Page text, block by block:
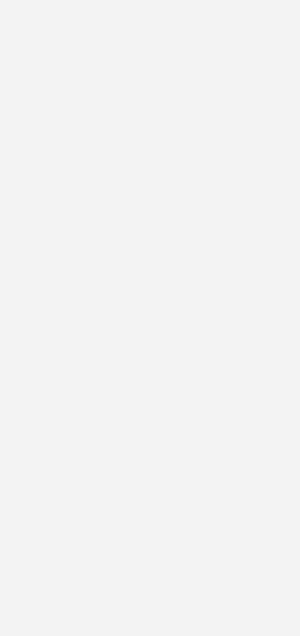
Schornsteinfeger die Pflicht zur
die bereits mehr als 15 Jahre ihren
Aufkleber dürfte beim
Kuckuck vom Gerichtsvollzieher.